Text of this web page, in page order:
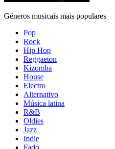
Gêneros musicais mais populares
Pop
Rock
Hip Hop
Reggaeton
Kizomba
House
Electro
Alternativo
Música latina
R&B
Oldies
Jazz
Indie